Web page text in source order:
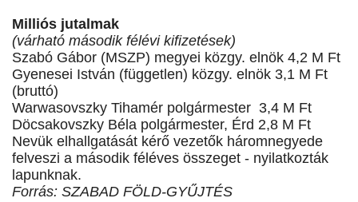
Milliós jutalmak
(várható második félévi kifizetések)
Szabó Gábor (MSZP) megyei közgy. elnök 4,2 M Ft
Gyenesei István (független) közgy. elnök 3,1 M Ft
(bruttó)
Warwasovszky Tihamér polgármester 3,4 M Ft
Döcsakovszky Béla polgármester, Érd 2,8 M Ft
Nevük elhallgatását kérő vezetők háromnegyede
felveszi a második féléves összeget - nyilatkozták
lapunknak.
Forrás: SZABAD FÖLD-GYŰJTÉS